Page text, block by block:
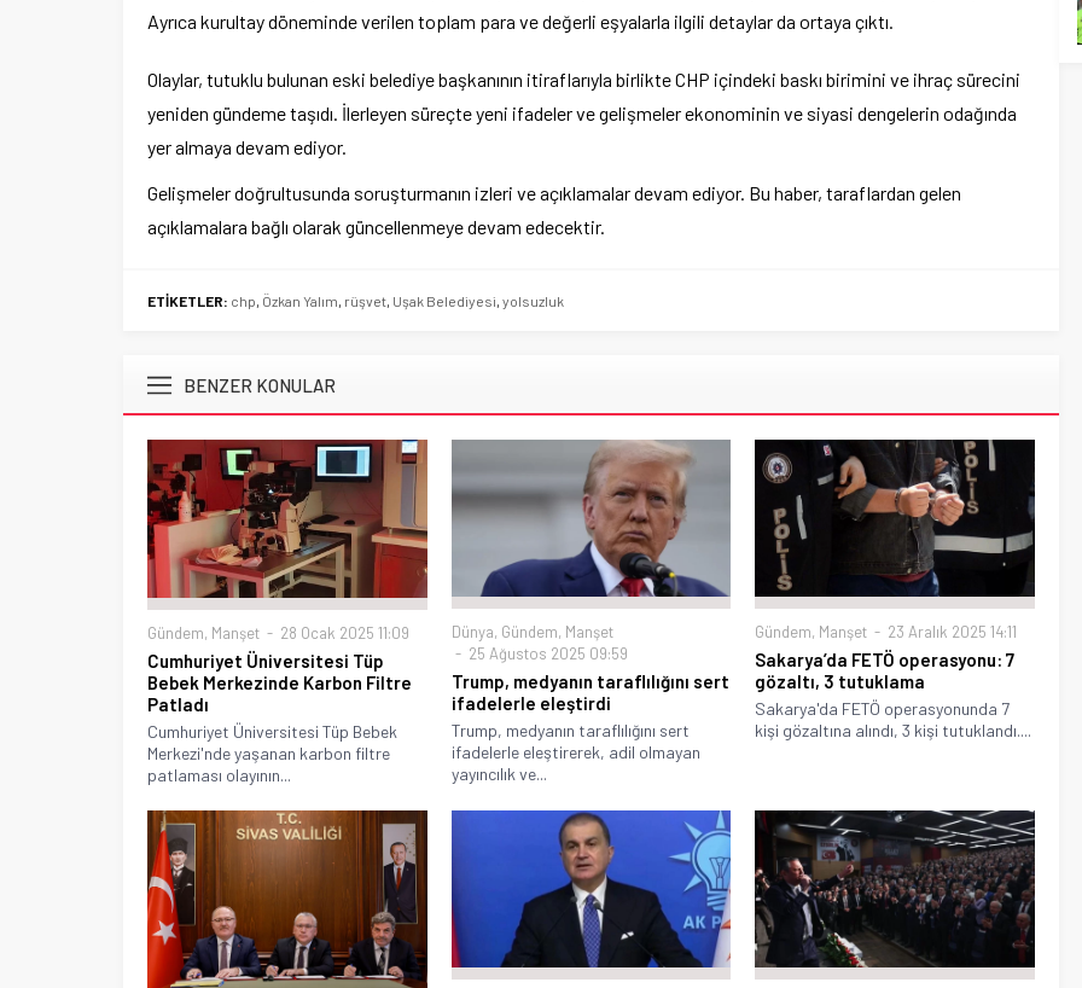
Ayrıca kurultay döneminde verilen toplam para ve değerli eşyalarla ilgili detaylar da ortaya çıktı.
Olaylar, tutuklu bulunan eski belediye başkanının itiraflarıyla birlikte CHP içindeki baskı birimini ve ihraç sürecini
yeniden gündeme taşıdı. İlerleyen süreçte yeni ifadeler ve gelişmeler ekonominin ve siyasi dengelerin odağında
yer almaya devam ediyor.
Gelişmeler doğrultusunda soruşturmanın izleri ve açıklamalar devam ediyor. Bu haber, taraflardan gelen
açıklamalara bağlı olarak güncellenmeye devam edecektir.
ETİKETLER: chp, Özkan Yalım, rüşvet, Uşak Belediyesi, yolsuzluk
BENZER KONULAR
Gündem, Manşet 28 Ocak 2025 11:09
Cumhuriyet Üniversitesi Tüp
Bebek Merkezinde Karbon Filtre
Patladı
Cumhuriyet Üniversitesi Tüp Bebek
Merkezi'nde yaşanan karbon filtre
patlaması olayının...
Dünya, Gündem, Manşet
25 Ağustos 2025 09:59
Trump, medyanın taraflılığını sert
ifadelerle eleştirdi
Trump, medyanın taraflılığını sert
ifadelerle eleştirerek, adil olmayan
yayıncılık ve...
Gündem, Manşet 23 Aralık 2025 14:11
Sakarya’da FETÖ operasyonu: 7
gözaltı, 3 tutuklama
Sakarya'da FETÖ operasyonunda 7
kişi gözaltına alındı, 3 kişi tutuklandı....